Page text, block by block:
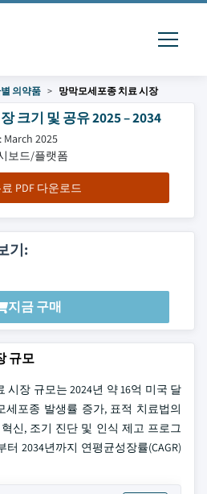
의약품 망막모세포종 치료 시장
크기 및 공유 2025 – 2034
March 2025
보드/플랫폼
PDF 다운로드
기:
지금 구매
규모
시장 규모는 2024년 약 16억 미국 달
세포종 발생률 증가, 표적 치료법의
신, 조기 진단 및 인식 제고 프로그
2034년까지 연평균성장률(CAGR)